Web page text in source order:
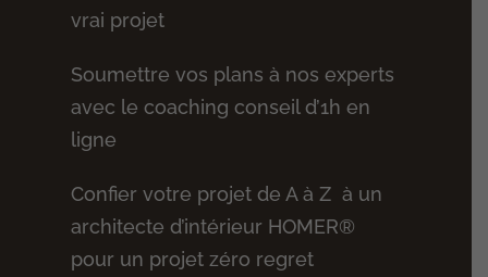
vrai projet
Soumettre vos plans à nos experts
avec le coaching conseil d’1h en
ligne
Confier votre projet de A à Z à un
architecte d’intérieur HOMER®
pour un projet zéro regret